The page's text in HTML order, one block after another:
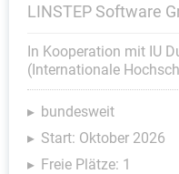
LINSTEP Software
In Kooperation mit IU
(Internationale
bundesweit
Start: Oktober 2026
Freie Plätze: 1